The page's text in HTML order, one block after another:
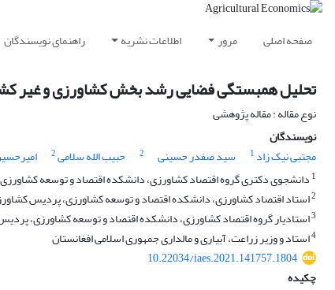
صفحه اصلی مرور اطلاعات نشریه راهنمای نویسندگان
تحلیل همبستگی فضایی رشد بخش کشاورزی و غیر
نوع مقاله : مقاله پژوهشی
نویسندگان
مجتبی نیک زاد 1 سید صفدر حسینی 2 حبیب الله سلامی2
1 دانشجوی دکتری گروه اقتصاد کشاورزی، دانشکده اقتصاد و توسعه
2استاد اقتصاد کشاورزی، دانشکده اقتصاد و توسعه کشاورزی، پردیس
3استادیار گروه اقتصاد کشاورزی، دانشکده اقتصاد و توسعه کشاورزی،
4استاد و وزیر زراعت، آبیاری و مالداری جمهوری اسلامی افغانستان
10.22034/iaes.2021.141757.1804
چکیده